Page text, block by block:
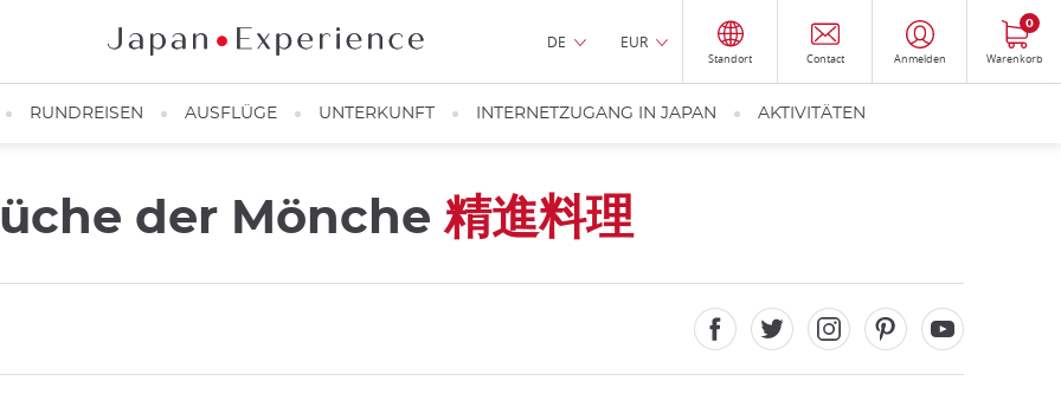
DE EUR
Standort Contact Anmelden Warenkorb
0
RUNDREISEN AUSFLÜGE UNTERKUNFT INTERNETZUGANG IN JAPAN AKTIVITÄTEN
der Mönche精進料理